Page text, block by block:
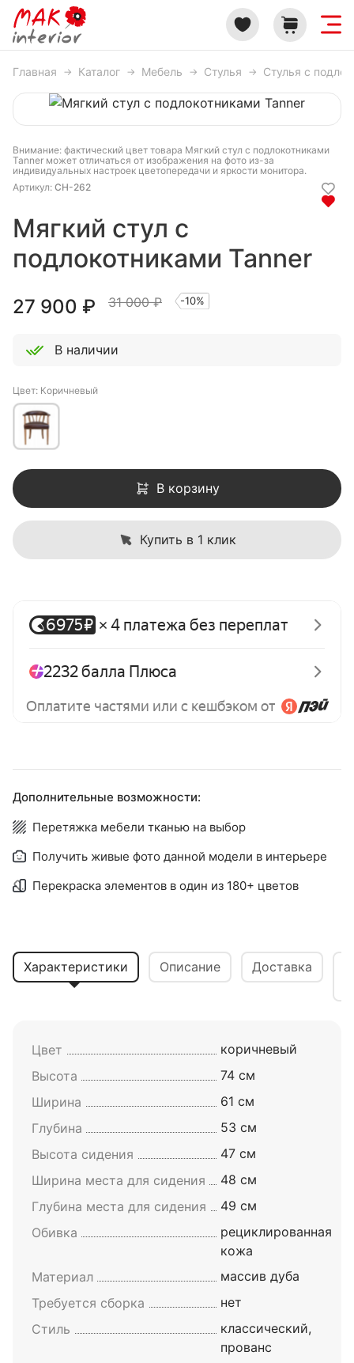
Главная Каталог Мебель Стулья Стулья с
Внимание: фактический цвет товара Мягкий стул с подлокотниками
Tanner может отличаться от изображения на фото из-за
индивидуальных настроек цветопередачи и яркости монитора.
Артикул: CH-262
Мягкий стул с
подлокотниками Tanner
27 900 ₽ 31 000 ₽ -10%
В наличии
Цвет: Коричневый
В корзину
Купить в 1 клик
Дополнительные возможности:
Перетяжка мебели тканью на выбор
Получить живые фото данной модели в интерьере
Перекраска элементов в один из 180+ цветов
Характеристики Описание Доставка
Цвет
коричневый
Высота
74 см
Ширина
61 см
Глубина
53 см
Высота сидения
47 см
Ширина места для сидения
48 см
Глубина места для сидения
49 см
Обивка
рециклированная
кожа
Материал
массив дуба
Требуется сборка
нет
Стиль
классический,
прованс